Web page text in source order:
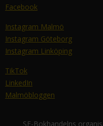
Facebook
Instagram Malmö
Instagram Göteborg
Instagram Linköping
TikTok
LinkedIn
Malmöbloggen
SF-Bokhandelns